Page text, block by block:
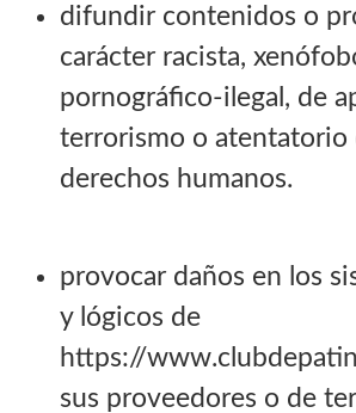
difundir contenidos o
carácter racista,
pornográfico-ilegal, de
terrorismo o atentatorio
derechos humanos.
provocar daños en los
y lógicos de
https://
sus proveedores o de